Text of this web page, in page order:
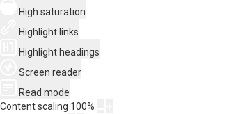
High saturation
Highlight links
Highlight headings
Screen reader
Read mode
Content scaling 100%